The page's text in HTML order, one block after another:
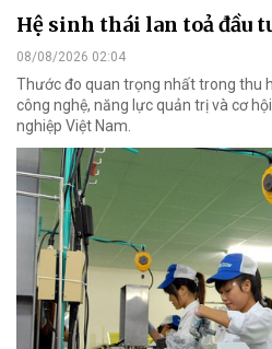
Hệ sinh thái lan toả đầu
08/08/2026 02:04
Thước đo quan trọng nhất trong thu
công nghệ, năng lực quản trị và cơ
nghiệp Việt Nam.